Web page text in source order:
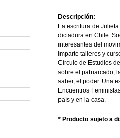
Descripción:
La escritura de
dictadura en Chile.
interesantes del
imparte talleres y
Círculo de Estudios
sobre el patriarcado,
saber, el poder. Una
Encuentros
país y en la casa.
* Producto sujeto a